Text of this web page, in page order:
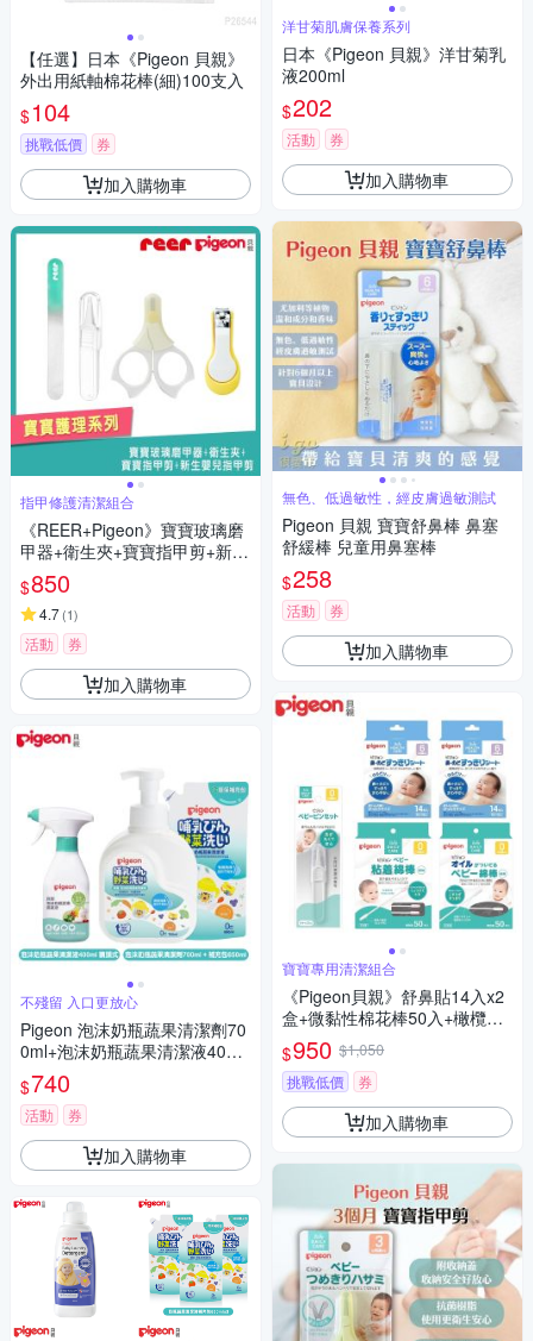
【任選】日本《Pigeon 貝親》
外出用紙軸棉花棒(細)100支入
$104
挑戰低價 券
加入購物車
指甲修護清潔組合
《REER+Pigeon》寶寶玻璃磨
甲器+衛生夾+寶寶指甲剪+新生
嬰兒指甲剪
$850
4.7(1)
活動 券
加入購物車
不殘留 入口更放心
Pigeon 泡沫奶瓶蔬果清潔劑70
0ml+泡沫奶瓶蔬果清潔液400m
l噴頭式+補充包650ml
$740
活動 券
加入購物車
洋甘菊肌膚保養系列
日本《Pigeon 貝親》洋甘菊乳
液200ml
$202
活動 券
加入購物車
無色、低過敏性，經皮膚過敏測試
Pigeon 貝親 寶寶舒鼻棒 鼻塞
舒緩棒 兒童用鼻塞棒
$258
活動 券
加入購物車
寶寶專用清潔組合
《Pigeon貝親》舒鼻貼14入x2
盒+微黏性棉花棒50入+橄欖油
棉花棒50入+衛生夾
$950 $1,050
挑戰低價
券
加入購物車